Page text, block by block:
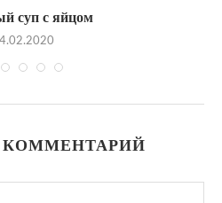
суп с яйцом
КОММЕНТАРИЙ